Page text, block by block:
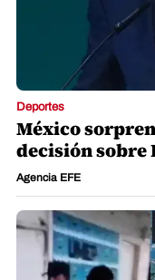
Deportes
México
decisión sobre
Agencia EFE